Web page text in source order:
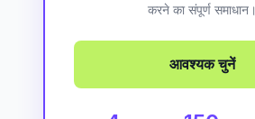
करने का संपूर्ण समाधान।
आवश्यक चुनें